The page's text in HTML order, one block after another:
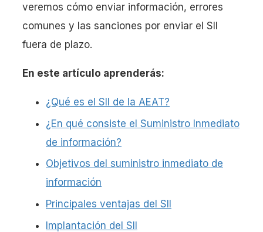
veremos cómo enviar información, errores
comunes y las sanciones por enviar el SII
fuera de plazo.
En este artículo aprenderás:
¿Qué es el SII de la AEAT?
¿En qué consiste el Suministro Inmediato
de información?
Objetivos del suministro inmediato de
información
Principales ventajas del SII
Implantación del SII